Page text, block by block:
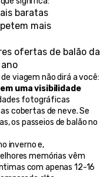
baratas
mais
ofertas de balão da
uma visibilidade
fotográficas
cobertas de neve. Se
os passeios de balão no
inverno e,
memórias vêm
com apenas 12-16